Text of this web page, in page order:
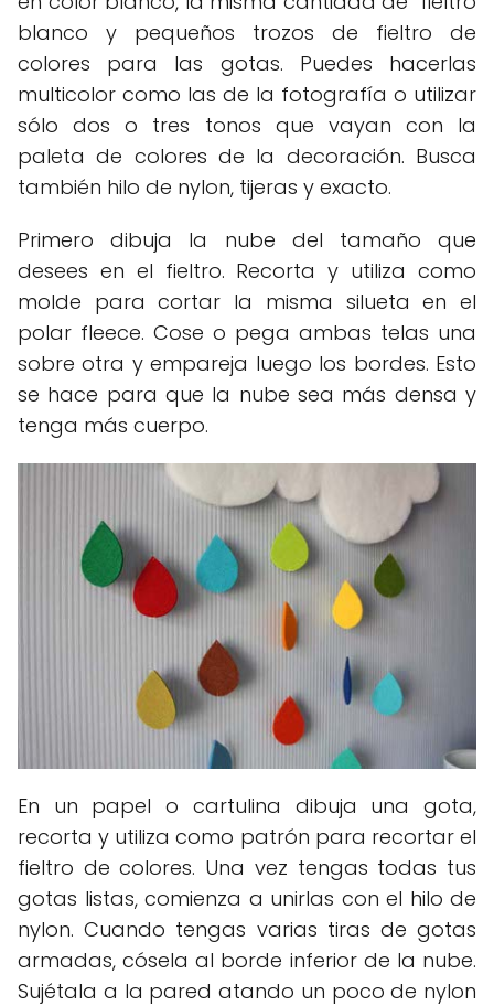
blanco y pequeños trozos de fieltro de
colores para las gotas. Puedes hacerlas
multicolor como las de la fotografía o utilizar
sólo dos o tres tonos que vayan con la
paleta de colores de la decoración. Busca
también hilo de nylon, tijeras y exacto.
Primero dibuja la nube del tamaño que
desees en el fieltro. Recorta y utiliza como
molde para cortar la misma silueta en el
polar fleece. Cose o pega ambas telas una
sobre otra y empareja luego los bordes. Esto
se hace para que la nube sea más densa y
tenga más cuerpo.
En un papel o cartulina dibuja una gota,
recorta y utiliza como patrón para recortar el
fieltro de colores. Una vez tengas todas tus
gotas listas, comienza a unirlas con el hilo de
nylon. Cuando tengas varias tiras de gotas
armadas, cósela al borde inferior de la nube.
Sujétala a la pared atando un poco de nylon